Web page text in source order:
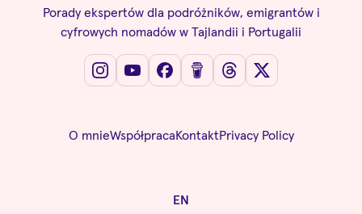
Porady ekspertów dla podróżników, emigrantów i
cyfrowych nomadów w Tajlandii i Portugalii
O mnieWspółpracaKontaktPrivacy Policy
EN